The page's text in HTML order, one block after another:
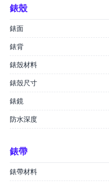
錶殼
錶面
錶背
錶殼材料
錶殼尺寸
錶鏡
防水深度
錶帶
錶帶材料